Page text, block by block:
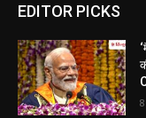
EDITOR PICKS